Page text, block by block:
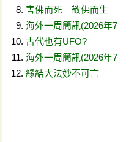
害佛而死 敬佛而生
海外一周簡訊(2026年7
古代也有UFO?
海外一周簡訊(2026年7
緣結大法妙不可言